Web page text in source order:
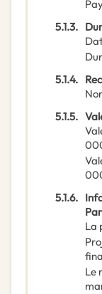
5.1.3.
5.1.4.
5.1.5.
5.1.6.
La
Le